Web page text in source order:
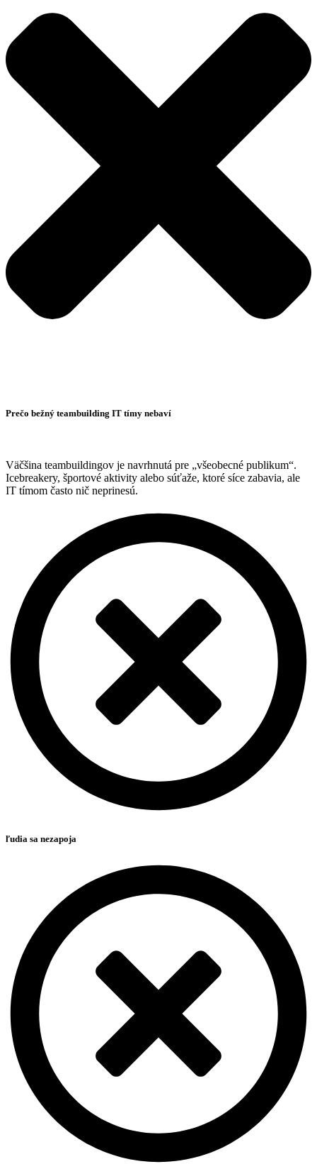
Prečo bežný teambuilding IT tímy nebaví
Väčšina teambuildingov je navrhnutá pre „všeobecné publikum“.
Icebreakery, športové aktivity alebo súťaže, ktoré síce zabavia, ale
IT tímom často nič neprinesú.
ľudia sa nezapoja